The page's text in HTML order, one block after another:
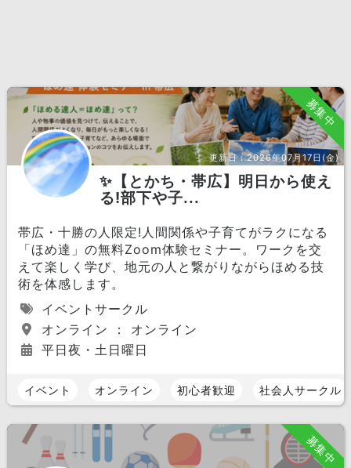
募集中
更新日：2026年07月17日(金)
✨【とかち・帯広】明日から使え
る!部下や子...
帯広・十勝の人限定!人間関係や子育てがラクになる
「ほめ達」の無料Zoom体験セミナー。ワークを交
えて楽しく学び、地元の人と繋がりながらほめる技
術を体感します。
イベントサークル
オンライン ： オンライン
平日夜・土日曜日
イベント オンライン 初心者歓迎 社会人サークル
募集中